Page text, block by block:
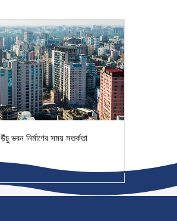
উঁচু ভবন নির্মাণের সময় সতর্কতা